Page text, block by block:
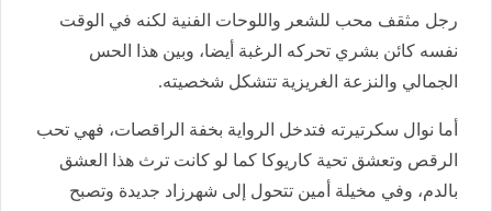
رجل مثقف محب للشعر واللوحات الفنية لكنه في الوقت
نفسه كائن بشري تحركه الرغبة أيضا، وبين هذا الحس
الجمالي والنزعة الغريزية تتشكل شخصيته.
أما نوال سكرتيرته فتدخل الرواية بخفة الراقصات، فهي تحب
الرقص وتعشق تحية كاريوكا كما لو كانت ترث هذا العشق
بالدم، وفي مخيلة أمين تتحول إلى شهرزاد جديدة وتصبح